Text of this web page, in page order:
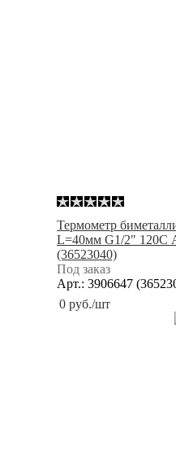
Термометр
L=40мм G1/2" 120С
(36523040)
Под заказ
Арт.: 3906647
0 руб./шт